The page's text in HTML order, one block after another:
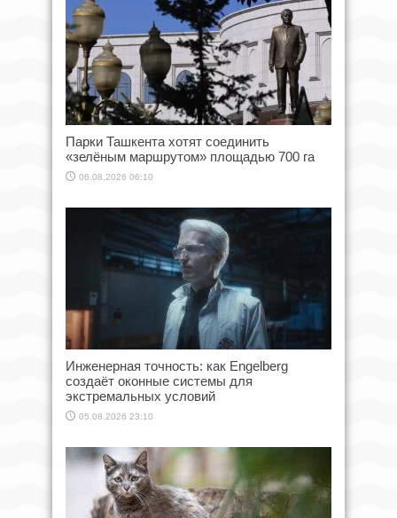
Парки Ташкента хотят соединить
«зелёным маршрутом» площадью 700 га
06.08.2026 06:10
Инженерная точность: как Engelberg
создаёт оконные системы для
экстремальных условий
05.08.2026 23:10